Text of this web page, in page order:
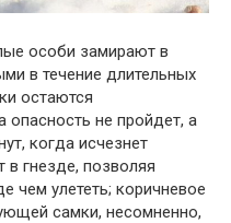
особи замирают в
в течение длительных
остаются
не пройдет, а
когда исчезнет
в гнезде, позволяя
чем улететь; коричневое
самки, несомненно,